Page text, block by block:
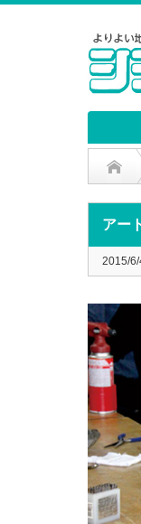
アー
2015/